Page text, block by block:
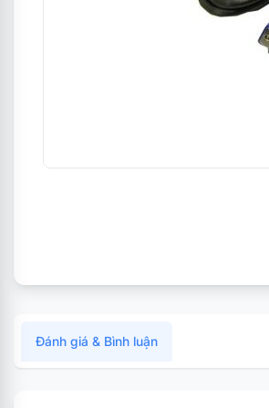
Đánh giá & Bình luận